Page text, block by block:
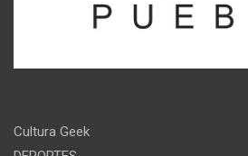
Cultura Geek